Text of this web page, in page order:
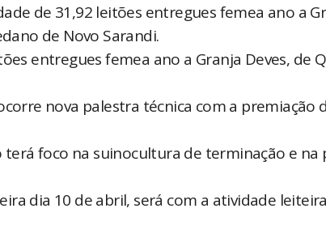
de 31,92 leitões entregues femea ano a
de Novo Sarandi.
entregues femea ano a Granja Deves, de
nova palestra técnica com a premiação
foco na suinocultura de terminação e na
dia 10 de abril, será com a atividade